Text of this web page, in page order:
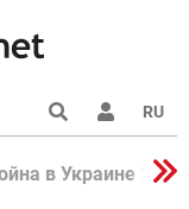
RU
в Украине 2022